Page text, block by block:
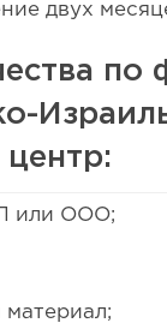
двух
по
или ООО;
материал;